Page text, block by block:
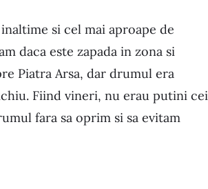
si cel mai aproape de
daca este zapada in zona si
Piatra Arsa, dar drumul era
Fiind vineri, nu erau putini cei
fara sa oprim si sa evitam